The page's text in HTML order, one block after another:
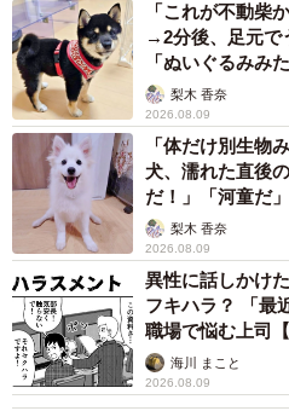
「これが不動柴
→2分後、足元で
「ぬいぐるみみた
梨木 香奈
2026.08.09
「体だけ別生物
犬、濡れた直後
だ！」「河童だ
梨木 香奈
2026.08.09
異性に話しかけ
フキハラ？ 「最
職場で悩む上司【
海川 まこと
2026.08.09